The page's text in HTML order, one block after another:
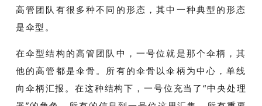
高管团队有很多种不同的形态，其中一种典型的形态
是伞型。
在伞型结构的高管团队中，一号位就是那个伞柄，其
他的高管都是伞骨。所有的伞骨以伞柄为中心，单线
向伞柄汇报。在这种结构下，一号位充当了“中央处理